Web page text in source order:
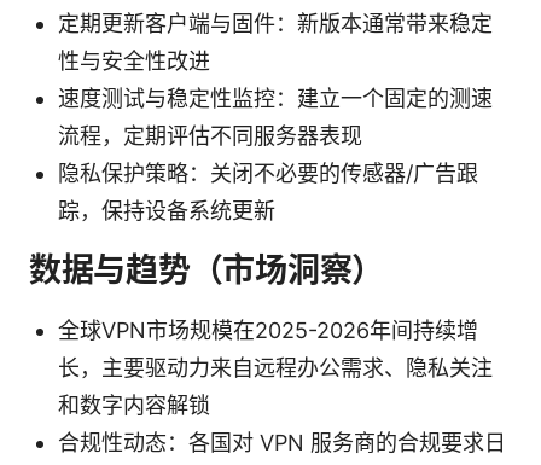
定期更新客户端与固件：新版本通常带来稳定
性与安全性改进
速度测试与稳定性监控：建立一个固定的测速
流程，定期评估不同服务器表现
隐私保护策略：关闭不必要的传感器/广告跟
踪，保持设备系统更新
数据与趋势（市场洞察）
全球VPN市场规模在2025-2026年间持续增
长，主要驱动力来自远程办公需求、隐私关注
和数字内容解锁
合规性动态：各国对 VPN 服务商的合规要求日